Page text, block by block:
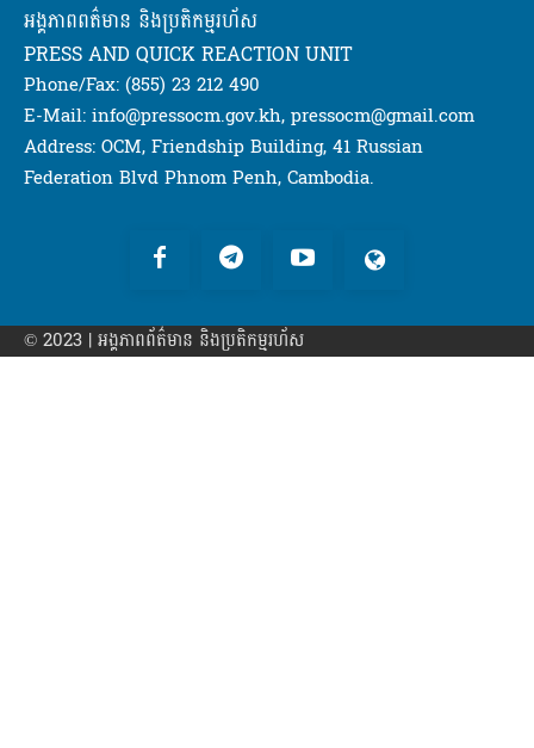
អង្គភាពពត៌មាន និងប្រតិកម្មរហ័ស
PRESS AND QUICK REACTION UNIT
Phone/Fax: (855) 23 212 490
E-Mail: info@pressocm.gov.kh, pressocm@gmail.com
Address: OCM, Friendship Building, 41 Russian
Federation Blvd Phnom Penh, Cambodia.
© 2023 | អង្គភាព​ព័ត៌មាន​ និងប្រតិកម្មរហ័ស